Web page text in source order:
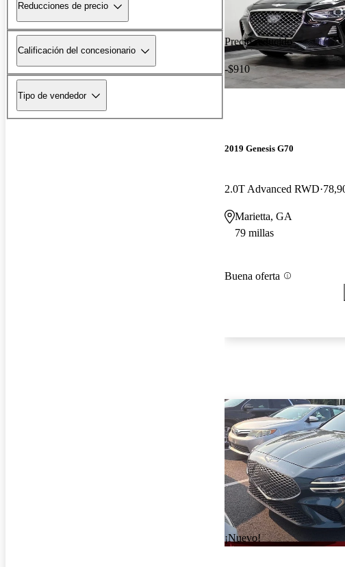
Reducciones de precio
Calificación del concesionario
Tipo de vendedor
Precio reducido
-$910
2019 Genesis G70
2.0T Advanced RWD
Marietta, GA
79 millas
Buena oferta
¡Nuevo!